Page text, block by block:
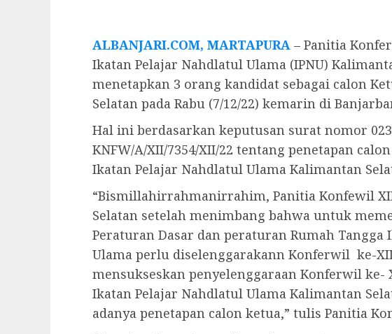
ALBANJARI.COM, MARTAPURA – Panitia
Ikatan Pelajar Nahdlatul Ulama (IPNU)
menetapkan 3 orang kandidat sebagai calon
Selatan pada Rabu (7/12/22) kemarin di
Hal ini berdasarkan keputusan surat nomor
KNFW/A/XII/7354/XII/22 tentang penetapan
Ikatan Pelajar Nahdlatul Ulama Kalimantan
“Bismillahirrahmanirrahim, Panitia Konfewil
Selatan setelah menimbang bahwa untuk
Peraturan Dasar dan peraturan Rumah
Ulama perlu diselenggarakann Konferwil ke-
mensukseskan penyelenggaraan Konferwil ke-
Ikatan Pelajar Nahdlatul Ulama Kalimantan
adanya penetapan calon ketua,” tulis Panitia